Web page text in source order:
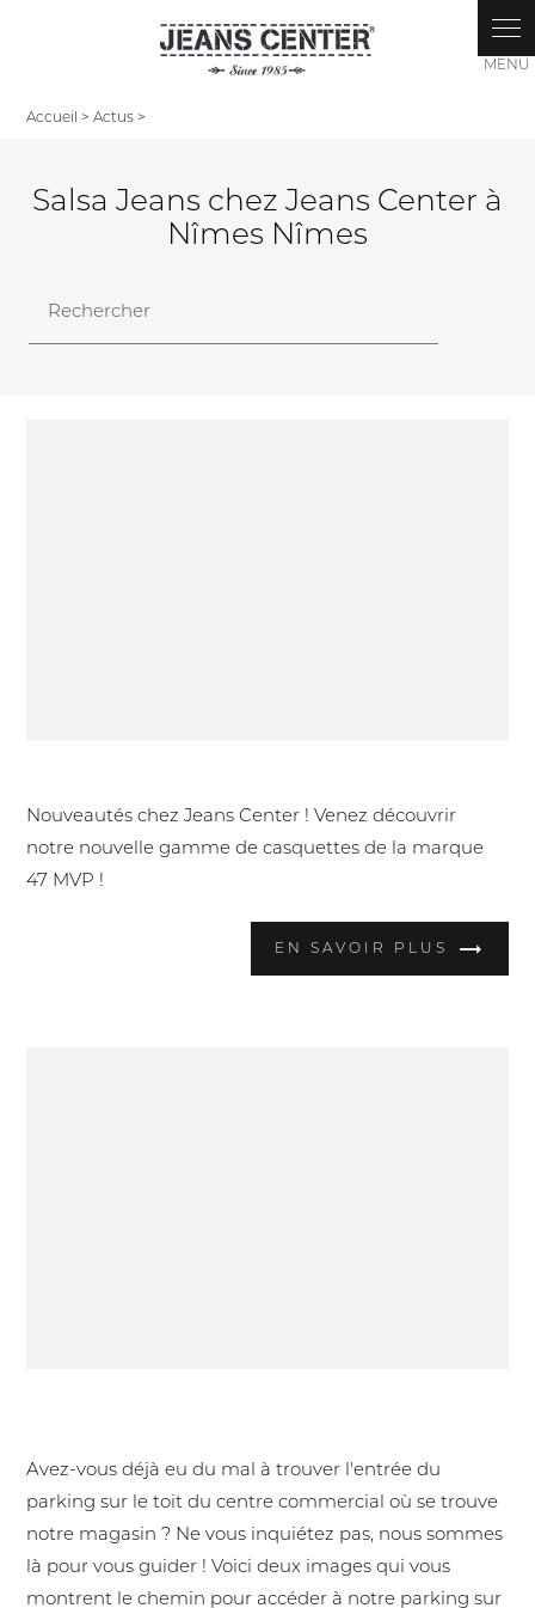
Accueil >Actus >
Salsa Jeans chez Jeans Center à
Nîmes Nîmes
Rechercher
Nouveautés chez Jeans Center ! Venez découvrir
notre nouvelle gamme de casquettes de la marque
47 MVP !
EN SAVOIR PLUS
Avez-vous déjà eu du mal à trouver l'entrée du
parking sur le toit du centre commercial où se trouve
notre magasin ? Ne vous inquiétez pas, nous sommes
là pour vous guider ! Voici deux images qui vous
montrent le chemin pour accéder à notre parking sur